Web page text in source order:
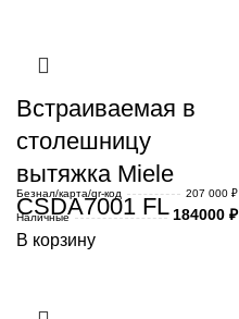
Встраиваемая в
столешницу
вытяжка Miele
CSDA7001 FL
Безнал/карта/qr-код
207 000 ₽
Наличные
184000 ₽
В корзину